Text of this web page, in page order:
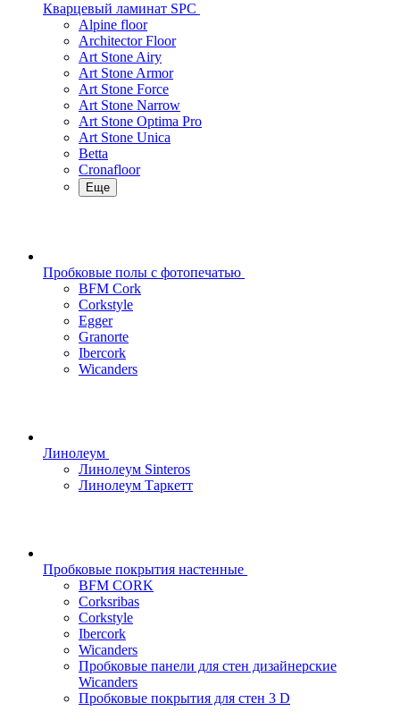
Кварцевый ламинат SPC
Alpine floor
Architector Floor
Art Stone Airy
Art Stone Armor
Art Stone Force
Art Stone Narrow
Art Stone Optima Pro
Art Stone Unica
Betta
Cronafloor
Еще
Пробковые полы с фотопечатью
BFM Cork
Corkstyle
Egger
Granorte
Ibercork
Wicanders
Линолеум
Линолеум Sinteros
Линолеум Таркетт
Пробковые покрытия настенные
BFM CORK
Corksribas
Corkstyle
Ibercork
Wicanders
Пробковые панели для стен дизайнерские
Wicanders
Пробковые покрытия для стен 3 D